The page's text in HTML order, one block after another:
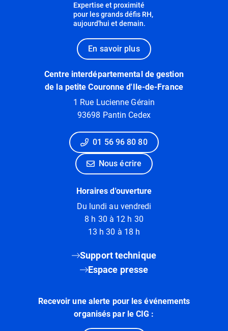
Expertise et proximité
pour les grands défis RH,
aujourd'hui et demain.
En savoir plus
Centre interdépartemental de gestion
de la petite Couronne d'Ile-de-France
1 Rue Lucienne Gérain
93698 Pantin Cedex
01 56 96 80 80
Nous écrire
Horaires d'ouverture
Du lundi au vendredi
8 h 30 à 12 h 30
13 h 30 à 18 h
Support technique
Espace presse
Recevoir une alerte pour les événements
organisés par le CIG :